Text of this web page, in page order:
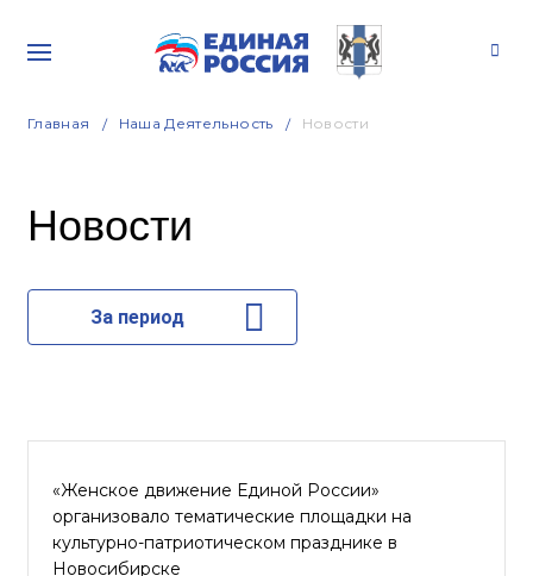
Главная Наша Деятельность Новости
Новости
За период
«Женское движение Единой России»
организовало тематические площадки на
культурно-патриотическом празднике в
Новосибирске